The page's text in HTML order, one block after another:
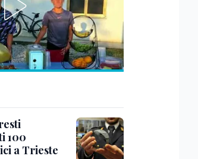
100
a Trieste